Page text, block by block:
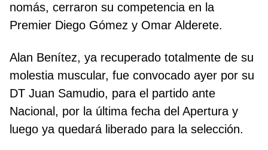
nomás, cerraron su competencia en la
Premier Diego Gómez y Omar Alderete.
Alan Benítez, ya recuperado totalmente de su
molestia muscular, fue convocado ayer por su
DT Juan Samudio, para el partido ante
Nacional, por la última fecha del Apertura y
luego ya quedará liberado para la selección.